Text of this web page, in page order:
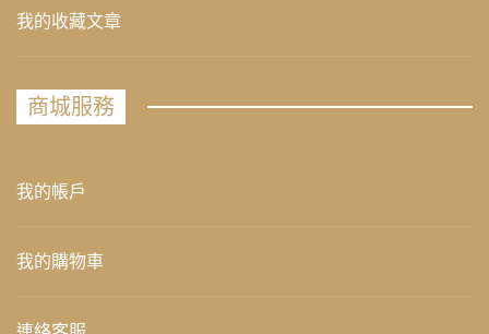
我的收藏文章
商城服務
我的帳戶
我的購物車